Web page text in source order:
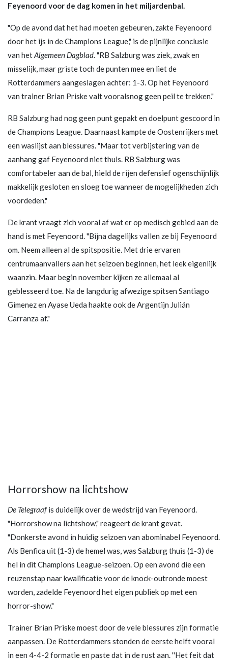
Feyenoord voor de dag komen in het miljardenbal.
"Op de avond dat het had moeten gebeuren, zakte Feyenoord
door het ijs in de Champions League," is de pijnlijke conclusie
van hetAlgemeen Dagblad. "RB Salzburg was ziek, zwak en
misselijk, maar griste toch de punten mee en liet de
Rotterdammers aangeslagen achter: 1-3. Op het Feyenoord
van trainer Brian Priske valt vooralsnog geen peil te trekken."
RB Salzburg had nog geen punt gepakt en doelpunt gescoord in
de Champions League. Daarnaast kampte de Oostenrijkers met
een waslijst aan blessures. "Maar tot verbijstering van de
aanhang gaf Feyenoord niet thuis. RB Salzburg was
comfortabeler aan de bal, hield de rijen defensief ogenschijnlijk
makkelijk gesloten en sloeg toe wanneer de mogelijkheden zich
voordeden."
De krant vraagt zich vooral af wat er op medisch gebied aan de
hand is met Feyenoord. "Bijna dagelijks vallen ze bij Feyenoord
om. Neem alleen al de spitspositie. Met drie ervaren
centrumaanvallers aan het seizoen beginnen, het leek eigenlijk
waanzin. Maar begin november kijken ze allemaal al
geblesseerd toe. Na de langdurig afwezige spitsen Santiago
Gimenez en Ayase Ueda haakte ook de Argentijn Julián
Carranza af."
Horrorshow na lichtshow
De Telegraafis duidelijk over de wedstrijd van Feyenoord.
"Horrorshow na lichtshow," reageert de krant gevat.
"Donkerste avond in huidig seizoen van abominabel Feyenoord.
Als Benfica uit (1-3) de hemel was, was Salzburg thuis (1-3) de
hel in dit Champions League-seizoen. Op een avond die een
reuzenstap naar kwalificatie voor de knock-outronde moest
worden, zadelde Feyenoord het eigen publiek op met een
horror-show."
Trainer Brian Priske moest door de vele blessures zijn formatie
aanpassen. De Rotterdammers stonden de eerste helft vooral
in een 4-4-2 formatie en paste dat in de rust aan. ''Het feit dat